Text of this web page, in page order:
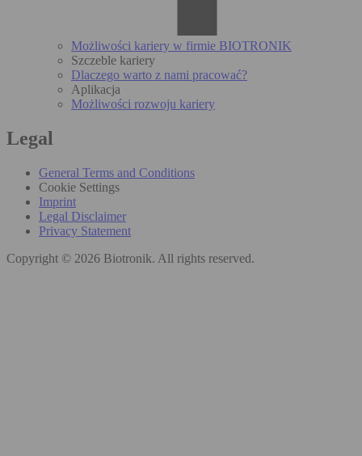
Możliwości kariery w firmie BIOTRONIK
Szczeble kariery
Dlaczego warto z nami pracować?
Aplikacja
Możliwości rozwoju kariery
Legal
General Terms and Conditions
Cookie Settings
Imprint
Legal Disclaimer
Privacy Statement
Copyright © 2026 Biotronik. All rights reserved.